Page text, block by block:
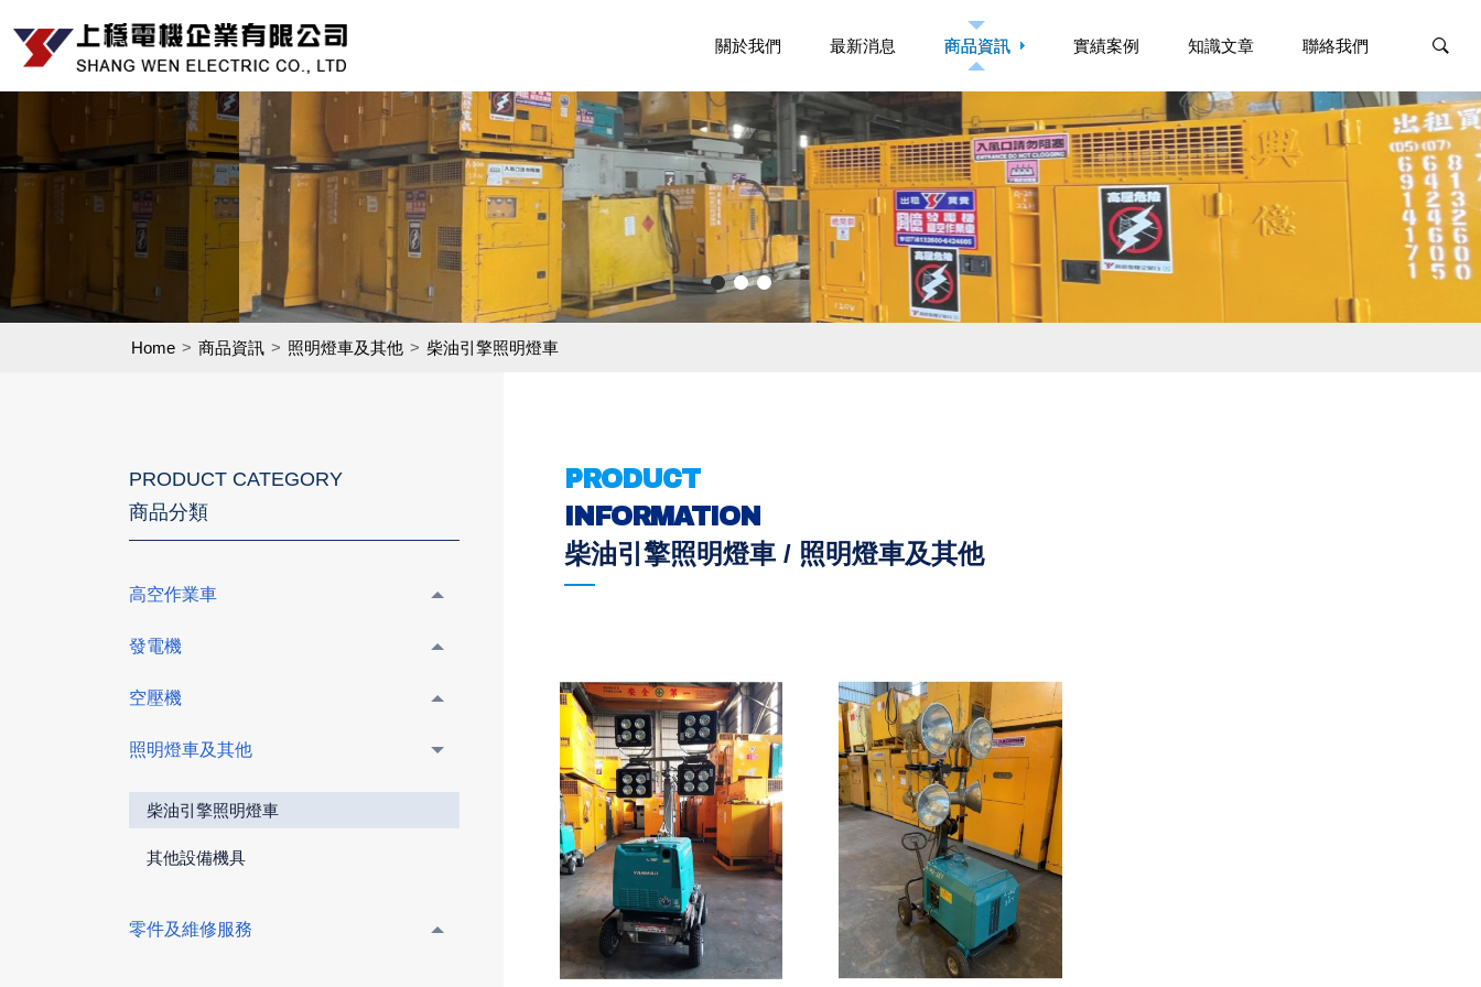
關於我們
關於我們 最新消息
最新消息 商品資訊
商品資訊 實績案例
實績案例 知識文章
知識文章 聯絡我們
聯絡我們
Home 商品資訊 照明燈車及其他 柴油引擎照明燈車
PRODUCT
INFORMATION
柴油引擎照明燈車 / 照明燈車及其他
PRODUCT CATEGORY
商品分類
高空作業車
發電機
空壓機
照明燈車及其他
柴油引擎照明燈車
其他設備機具
零件及維修服務